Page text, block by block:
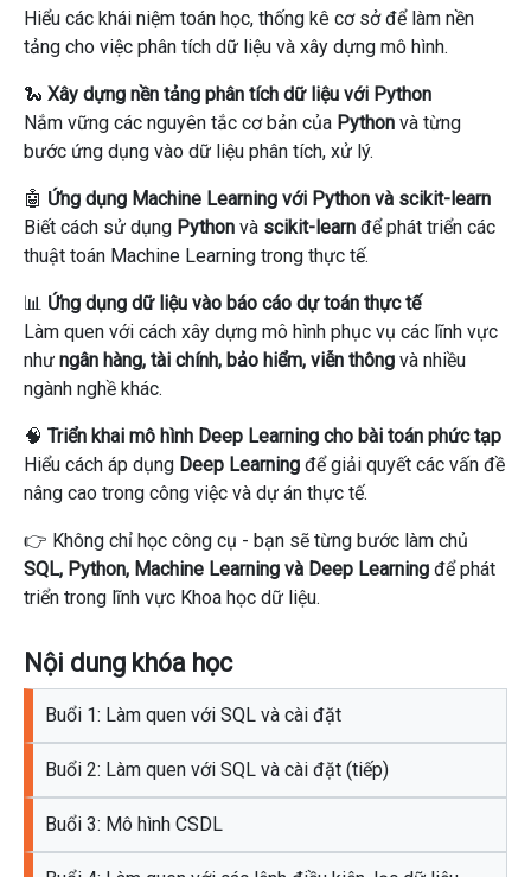
Hiểu các khái niệm toán học, thống kê cơ sở để làm nền
tảng cho việc phân tích dữ liệu và xây dựng mô hình.
🐍 Xây dựng nền tảng phân tích dữ liệu với Python
Nắm vững các nguyên tắc cơ bản của Python và từng
bước ứng dụng vào dữ liệu phân tích, xử lý.
🤖 Ứng dụng Machine Learning với Python và scikit-learn
Biết cách sử dụng Python và scikit-learn để phát triển các
thuật toán Machine Learning trong thực tế.
📊 Ứng dụng dữ liệu vào báo cáo dự toán thực tế
Làm quen với cách xây dựng mô hình phục vụ các lĩnh vực
như ngân hàng, tài chính, bảo hiểm, viễn thông và nhiều
ngành nghề khác.
🧠 Triển khai mô hình Deep Learning cho bài toán phức tạp
Hiểu cách áp dụng Deep Learning để giải quyết các vấn đề
nâng cao trong công việc và dự án thực tế.
👉 Không chỉ học công cụ - bạn sẽ từng bước làm chủ
SQL, Python, Machine Learning và Deep Learning để phát
triển trong lĩnh vực Khoa học dữ liệu.
Nội dung khóa học
Buổi 1: Làm quen với SQL và cài đặt
Buổi 2: Làm quen với SQL và cài đặt (tiếp)
Buổi 3: Mô hình CSDL